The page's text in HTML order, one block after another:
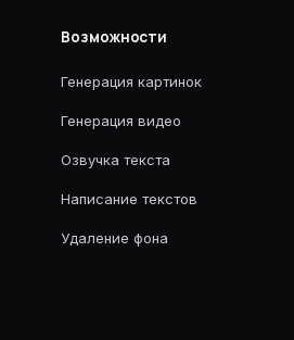
Возможности
Генерация картинок
Генерация видео
Озвучка текста
Написание текстов
Удаление фона